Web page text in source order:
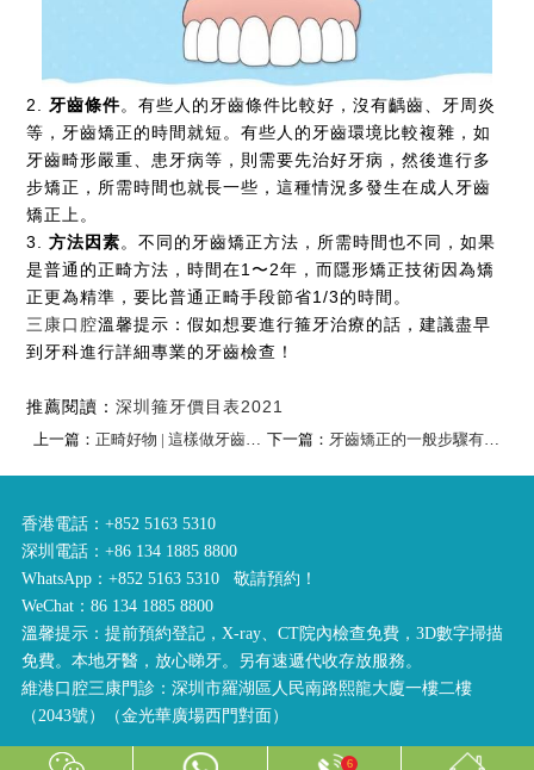
2. 牙齒條件。有些人的牙齒條件比較好，沒有齲齒、牙周炎
等，牙齒矯正的時間就短。有些人的牙齒環境比較複雜，如
牙齒畸形嚴重、患牙病等，則需要先治好牙病，然後進行多
步矯正，所需時間也就長一些，這種情況多發生在成人牙齒
矯正上。
3.方法因素。不同的牙齒矯正方法，所需時間也不同，如果
是普通的正畸方法，時間在1〜2年，而隱形矯正技術因為矯
正更為精準，要比普通正畸手段節省1/3的時間。
三康口腔溫馨提示：假如想要進行箍牙治療的話，建議盡早
到牙科進行詳細專業的牙齒檢查！
推薦閱讀：深圳箍牙價目表2021
上一篇：正畸好物 | 這樣做牙齒會更乾淨整潔哦！ 下一篇： 牙齒矯正的一般步驟有哪些？
香港電話：+852 5163 5310
深圳電話：+86 134 1885 8800
WhatsApp：+852 5163 5310 敬請預約！
WeChat：86 134 1885 8800
溫馨提示：提前預約登記，X-ray、CT院內檢查免費，3D數字掃描
免費。本地牙醫，放心睇牙。另有速遞代收存放服務。
維港口腔三康門診：深圳市羅湖區人民南路熙龍大廈一樓二樓
（2043號）（金光華廣場西門對面）
6